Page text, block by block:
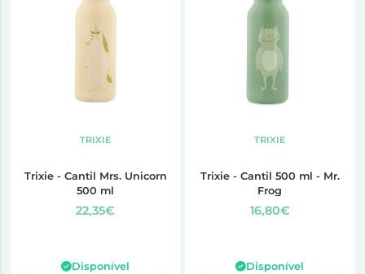
TRIXIE
Trixie - Cantil Mrs. Unicorn
500 ml
22,35€
Disponível
TRIXIE
Trixie - Cantil 500 ml - Mr.
Frog
16,80€
Disponível